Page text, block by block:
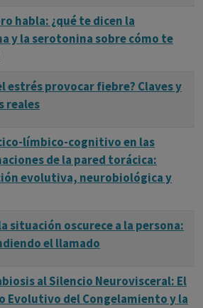
habla: ¿qué te dicen la
y la serotonina sobre cómo te
estrés provocar fiebre? Claves y
reales
límbico-cognitivo en las
de la pared torácica:
evolutiva, neurobiológica y
situación oscurece a la persona:
el llamado
al Silencio Neurovisceral: El
Evolutivo del Congelamiento y la